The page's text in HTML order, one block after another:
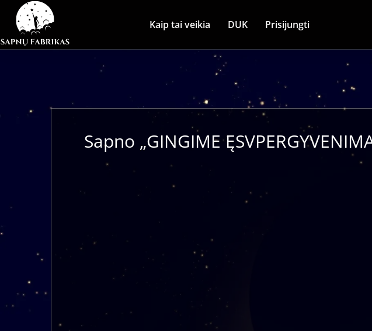
Kaip tai veikia DUK Prisijungti
Sapno „GINGIME